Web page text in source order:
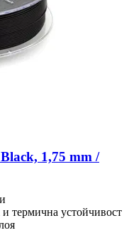
1,75 mm /
термична устойчивост